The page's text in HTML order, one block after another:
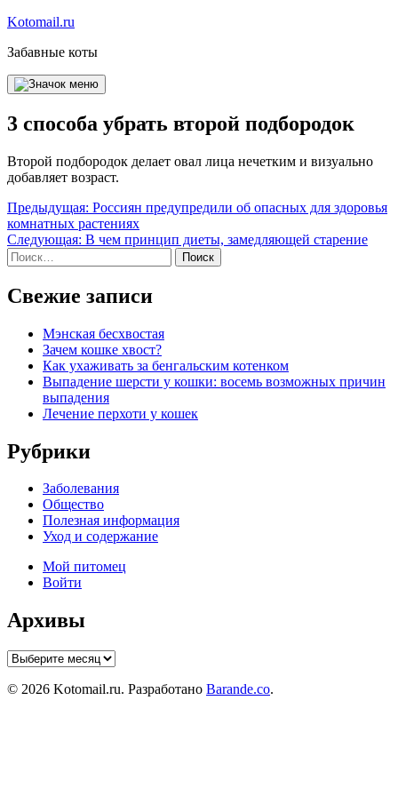
Перейти
содержимому
Kotomail.ru
Забавные коты
3 способа убрать второй подбородок
Второй подбородок делает овал лица нечетким и визуально
добавляет возраст.
Навигация
по
записям
Предыдущая: Россиян предупредили об опасных для здоровья
комнатных растениях
Следующая: В чем принцип диеты, замедляющей старение
Найти:
Свежие записи
Мэнская бесхвостая
Зачем кошке хвост?
Как ухаживать за бенгальским котенком
Выпадение шерсти у кошки: восемь возможных причин
выпадения
Лечение перхоти у кошек
Рубрики
Заболевания
Общество
Полезная информация
Уход и содержание
Мой питомец
Войти
Архивы
Архивы
© 2026 Kotomail.ru. Разработано Barande.co.